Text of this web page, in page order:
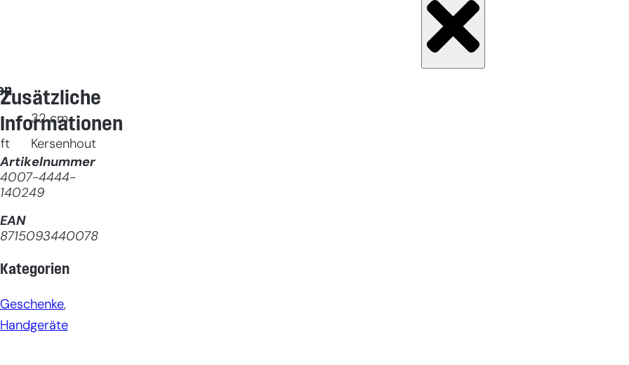
32 cm
Kersenhout
Zusätzliche
Informationen
Artikelnummer
4007-4444-
140249
EAN
8715093440078
Kategorien
Geschenke
Handgeräte